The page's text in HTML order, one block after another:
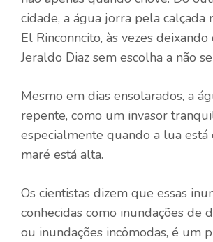
cidade, a água jorra pela calçada
El Rinconncito, às vezes
Jeraldo Diaz sem escolha a não
Mesmo em dias ensolarados, a
repente, como um invasor
especialmente quando a lua está
maré está alta.
Os cientistas dizem que essas
conhecidas como inundações de
ou inundações incômodas, é um